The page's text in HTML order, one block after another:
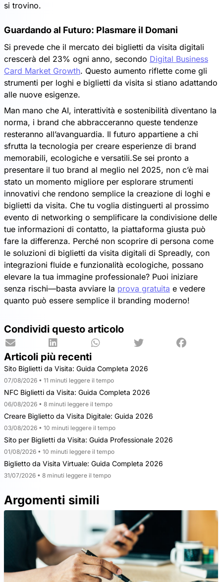
si trovino.
Guardando al Futuro: Plasmare il Domani
Si prevede che il mercato dei biglietti da visita digitali
crescerà del 23% ogni anno, secondo Digital Business
Card Market Growth. Questo aumento riflette come gli
strumenti per loghi e biglietti da visita si stiano adattando
alle nuove esigenze.
Man mano che AI, interattività e sostenibilità diventano la
norma, i brand che abbracceranno queste tendenze
resteranno all’avanguardia. Il futuro appartiene a chi
sfrutta la tecnologia per creare esperienze di brand
memorabili, ecologiche e versatili.Se sei pronto a
presentare il tuo brand al meglio nel 2025, non c’è mai
stato un momento migliore per esplorare strumenti
innovativi che rendono semplice la creazione di loghi e
biglietti da visita. Che tu voglia distinguerti al prossimo
evento di networking o semplificare la condivisione delle
tue informazioni di contatto, la piattaforma giusta può
fare la differenza. Perché non scoprire di persona come
le soluzioni di biglietti da visita digitali di Spreadly, con
integrazioni fluide e funzionalità ecologiche, possano
elevare la tua immagine professionale? Puoi iniziare
senza rischi—basta avviare la prova gratuita e vedere
quanto può essere semplice il branding moderno!
Condividi questo articolo
Articoli più recenti
Sito Biglietti da Visita: Guida Completa 2026
07/08/2026 • 11 minuti leggere il tempo
NFC Biglietti da Visita: Guida Completa 2026
06/08/2026 • 8 minuti leggere il tempo
Creare Biglietto da Visita Digitale: Guida 2026
03/08/2026 • 10 minuti leggere il tempo
Sito per Biglietti da Visita: Guida Professionale 2026
01/08/2026 • 10 minuti leggere il tempo
Biglietto da Visita Virtuale: Guida Completa 2026
31/07/2026 • 8 minuti leggere il tempo
Argomenti simili